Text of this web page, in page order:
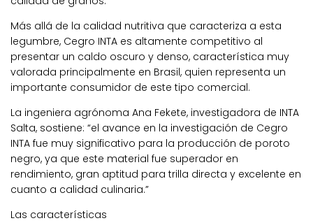
Más allá de la calidad nutritiva que caracteriza a esta
legumbre, Cegro INTA es altamente competitivo al
presentar un caldo oscuro y denso, característica muy
valorada principalmente en Brasil, quien representa un
importante consumidor de este tipo comercial.
La ingeniera agrónoma Ana Fekete, investigadora de INTA
Salta, sostiene: “el avance en la investigación de Cegro
INTA fue muy significativo para la producción de poroto
negro, ya que este material fue superador en
rendimiento, gran aptitud para trilla directa y excelente en
cuanto a calidad culinaria.”
Las características